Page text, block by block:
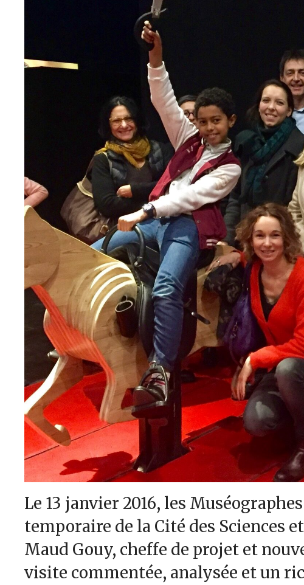
Le 13 janvier 2016, les
temporaire de la Cité des Sciences
Maud Gouy, cheffe de projet et
visite commentée, analysée et un